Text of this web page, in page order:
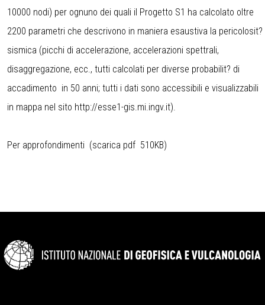
10000 nodi) per ognuno dei quali il Progetto S1 ha calcolato oltre
2200 parametri che descrivono in maniera esaustiva la pericolosit?
sismica (picchi di accelerazione, accelerazioni spettrali,
disaggregazione, ecc., tutti calcolati per diverse probabilit? di
accadimento in 50 anni; tutti i dati sono accessibili e visualizzabili
in mappa nel sito http://esse1-gis.mi.ingv.it).
Per approfondimenti (scarica pdf 510KB)